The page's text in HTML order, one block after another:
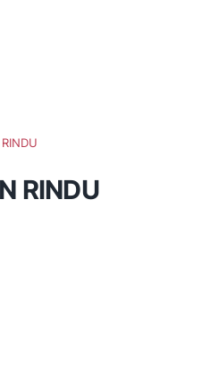
RINDU